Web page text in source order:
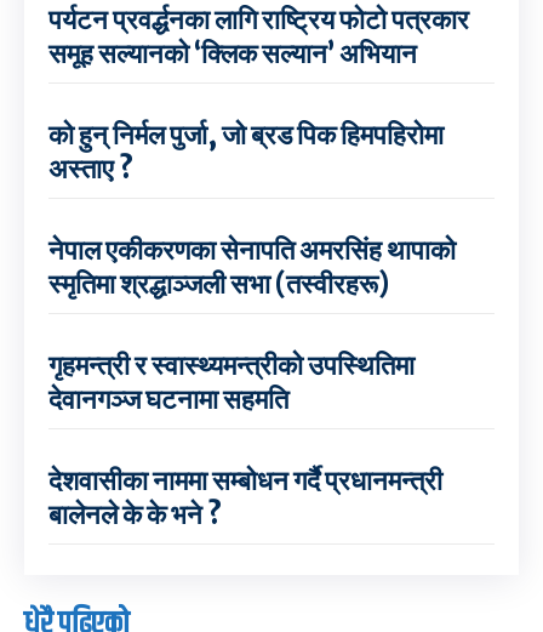
पर्यटन प्रवर्द्धनका लागि राष्ट्रिय फोटो पत्रकार
समूह सल्यानको ‘क्लिक सल्यान’ अभियान
को हुन् निर्मल पुर्जा, जो ब्रड पिक हिमपहिरोमा
अस्ताए ?
नेपाल एकीकरणका सेनापति अमरसिंह थापाको
स्मृतिमा श्रद्धाञ्जली सभा (तस्वीरहरू)
गृहमन्त्री र स्वास्थ्यमन्त्रीको उपस्थितिमा
देवानगञ्ज घटनामा सहमति
देशवासीका नाममा सम्बोधन गर्दै प्रधानमन्त्री
बालेनले के के भने ?